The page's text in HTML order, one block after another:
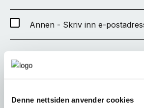
Denne nettsiden anvender cookies
Annen - Skriv inn e-